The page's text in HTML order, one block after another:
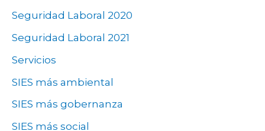
Seguridad Laboral 2020
Seguridad Laboral 2021
Servicios
SIES más ambiental
SIES más gobernanza
SIES más social